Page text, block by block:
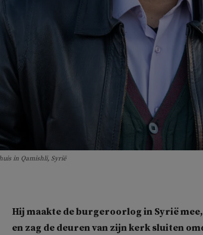
in Qamishli, Syrië
Hij maakte de burgeroorlog in Syrië
en zag de deuren van zijn kerk sluiten